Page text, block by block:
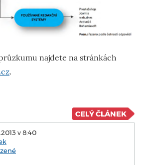
najdete na stránkách
.
CELÝ ČLÁNEK
v 8:40